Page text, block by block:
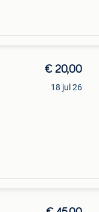
€ 20,00
18 jul 26